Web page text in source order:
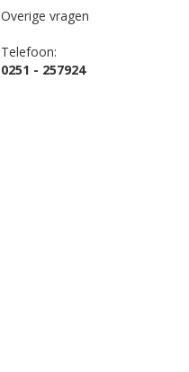
Overige vragen
Telefoon:
0251 - 257924